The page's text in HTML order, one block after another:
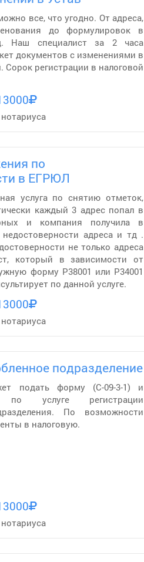
все, что угодно. От адреса,
до формулировок в
Наш специалист за 2 часа
документов с изменениями в
Сорок регистрации в налоговой
по
в ЕГРЮЛ
услуга по снятию отметок,
каждый 3 адрес попал в
и компания получила в
адреса и тд .
не только адреса
который в зависимости от
форму Р38001 или Р34001
по данной услуге.
подразделение
подать форму (С-09-3-1) и
по услуге регистрации
По возможности
в налоговую.